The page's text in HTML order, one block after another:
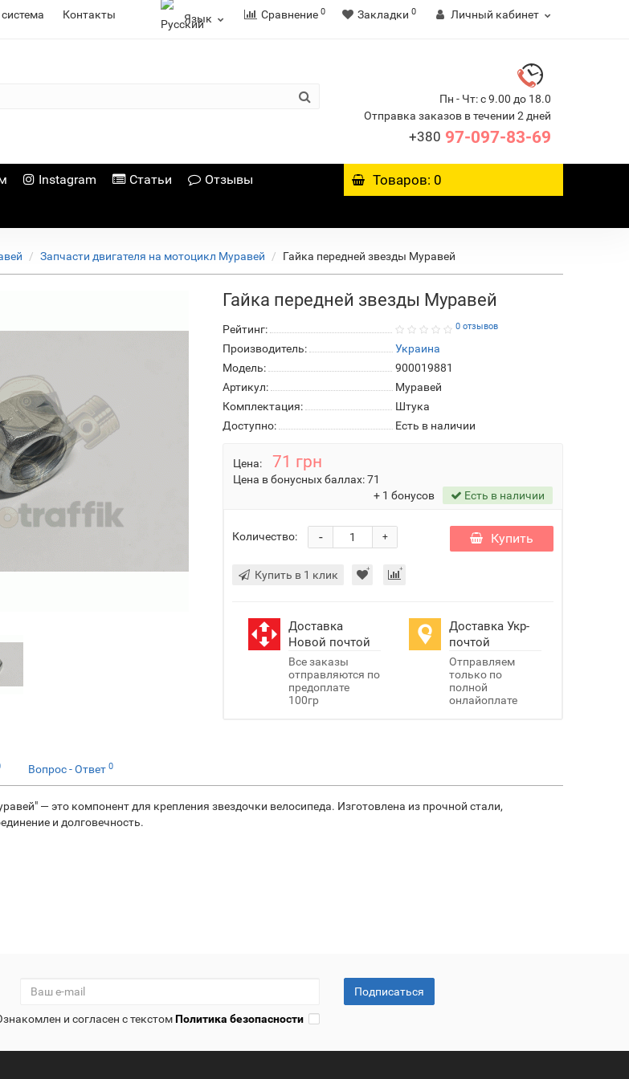
Контакты Язык Сравнение 0 Закладки 0 Личный кабинет
Пн - Чт: с 9.00 до 18.0
Отправка заказов в течении 2 дней
+380 97-097-83-69
Instagram Статьи Отзывы Товаров: 0
Запчасти двигателя на мотоцикл Муравей Гайка передней звезды Муравей
Гайка передней звезды Муравей
Рейтинг: 0 отзывов
Производитель:
Украина
Модель:
900019881
Артикул:
Муравей
Комплектация:
Штука
Доступно:
Есть в наличии
Цена: 71 грн
Цена в бонусных баллах:71
+ 1 бонусов
Есть в наличии
Количество: +
- Купить
Купить в 1 клик
Доставка
Новой почтой
Все заказы
отправляются по
предоплате
100гр
Доставка Укр-
почтой
Отправляем
только по
полной
онлайоплате
Вопрос - Ответ 0
— это компонент для крепления звездочки велосипеда. Изготовлена из прочной стали,
и долговечность.
Подписаться
и согласен с текстомПолитика безопасности